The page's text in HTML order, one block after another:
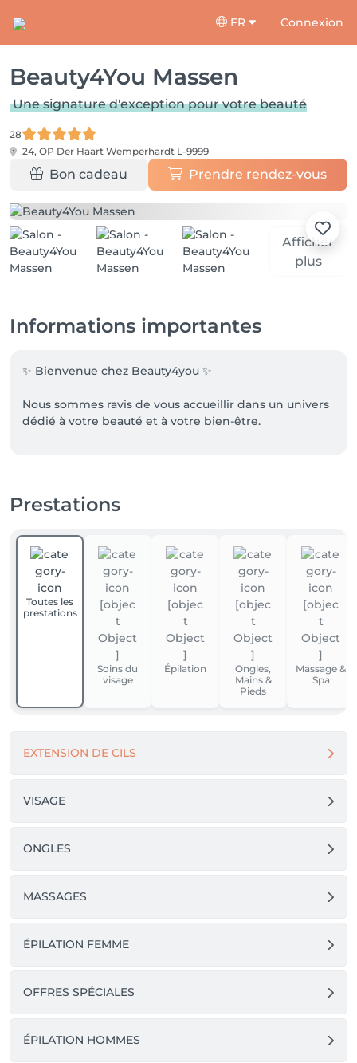
FR Connexion
Beauty4You Massen
Une signature d'exception pour votre beauté
28
24, OP Der Haart Wemperhardt L-9999
Bon cadeau Prendre rendez-vous
Afficher
plus
Informations importantes
✨ Bienvenue chez Beauty4you ✨
Nous sommes ravis de vous accueillir dans un univers
dédié à votre beauté et à votre bien-être.
moment.
Pour toute question ou pour être conseillée, n’hésitez
pas à nous contacter afin d’obtenir plus
d’informations ou un accompagnement personnalisé.
Nous sommes à votre entière disposition pour
sublimer votre expérience.
Prestations
Toutes les
prestations
Soins du
visage
Épilation
Ongles,
Mains &
Pieds
Massage &
Spa
EXTENSION DE CILS
VISAGE
ONGLES
MASSAGES
ÉPILATION FEMME
OFFRES SPÉCIALES
ÉPILATION HOMMES